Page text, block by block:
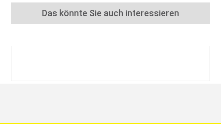
Das könnte Sie auch interessieren